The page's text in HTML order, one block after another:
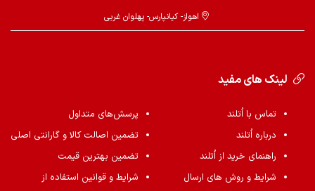
اهواز- کیانپارس- پهلوان غربی
لینک های مفید
تماس با اُتلند
درباره اُتلند
راهنمای خرید از اُتلند
شرایط و روش های ارسال
پرسش‌های متداول
تضمین اصالت کالا و گارانتی اصلی
تضمین بهترین قیمت
شرایط و قوانین استفاده از